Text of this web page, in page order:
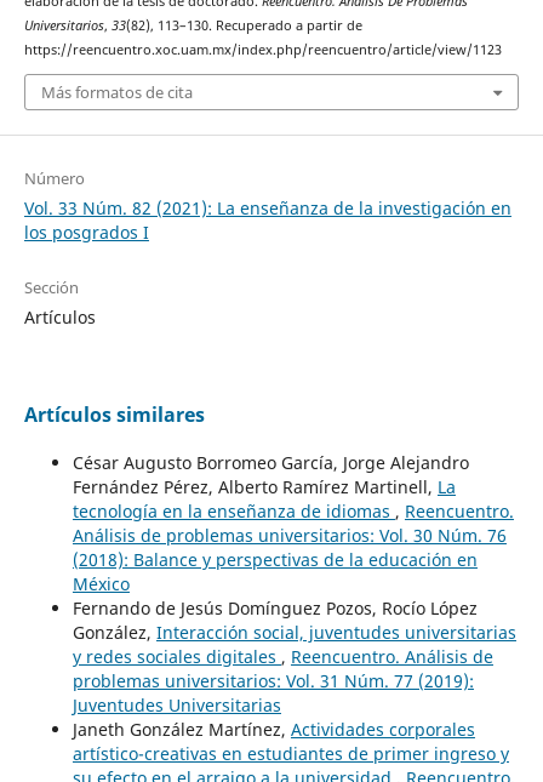
Universitarios, 33(82), 113–130. Recuperado a partir de
https://reencuentro.xoc.uam.mx/index.php/reencuentro/article/view/1123
Más formatos de cita
Número
Vol. 33 Núm. 82 (2021): La enseñanza de la investigación en
los posgrados I
Sección
Artículos
Artículos similares
César Augusto Borromeo García, Jorge Alejandro
Fernández Pérez, Alberto Ramírez Martinell, La
tecnología en la enseñanza de idiomas , Reencuentro.
Análisis de problemas universitarios: Vol. 30 Núm. 76
(2018): Balance y perspectivas de la educación en
México
Fernando de Jesús Domínguez Pozos, Rocío López
González, Interacción social, juventudes universitarias
y redes sociales digitales , Reencuentro. Análisis de
problemas universitarios: Vol. 31 Núm. 77 (2019):
Juventudes Universitarias
Janeth González Martínez, Actividades corporales
artístico-creativas en estudiantes de primer ingreso y